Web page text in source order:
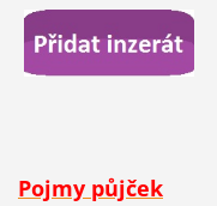
Pojmy půjček